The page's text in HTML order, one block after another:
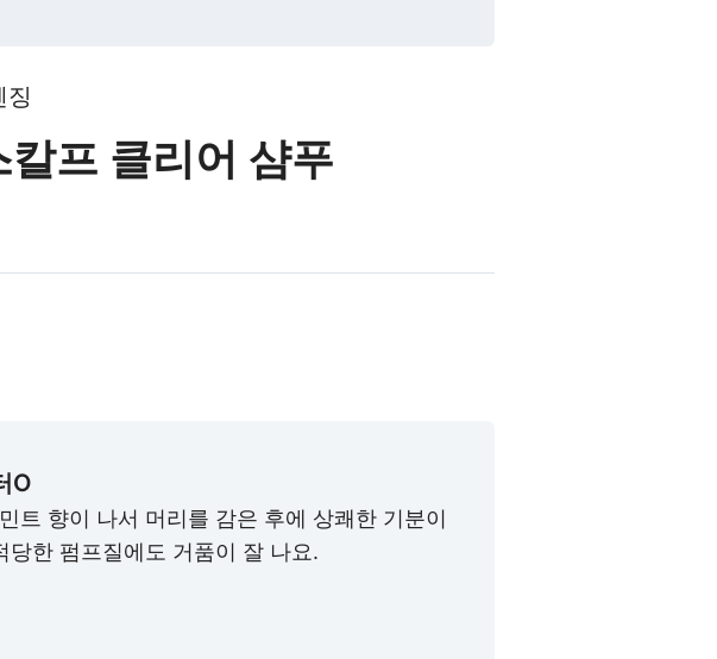
프 클리어 샴푸
O
트 향이 나서 머리를 감은 후에 상쾌한 기분이
당한 펌프질에도 거품이 잘 나요.